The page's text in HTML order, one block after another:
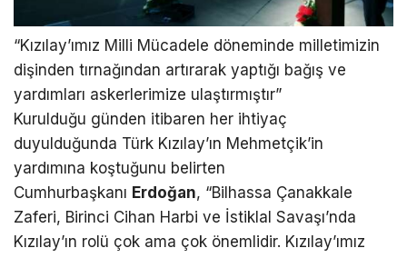
“Kızılay’ımız Milli Mücadele döneminde milletimizin
dişinden tırnağından artırarak yaptığı bağış ve
yardımları askerlerimize ulaştırmıştır”
Kurulduğu günden itibaren her ihtiyaç
duyulduğunda Türk Kızılay’ın Mehmetçik’in
yardımına koştuğunu belirten
Cumhurbaşkanı Erdoğan, “Bilhassa Çanakkale
Zaferi, Birinci Cihan Harbi ve İstiklal Savaşı’nda
Kızılay’ın rolü çok ama çok önemlidir. Kızılay’ımız